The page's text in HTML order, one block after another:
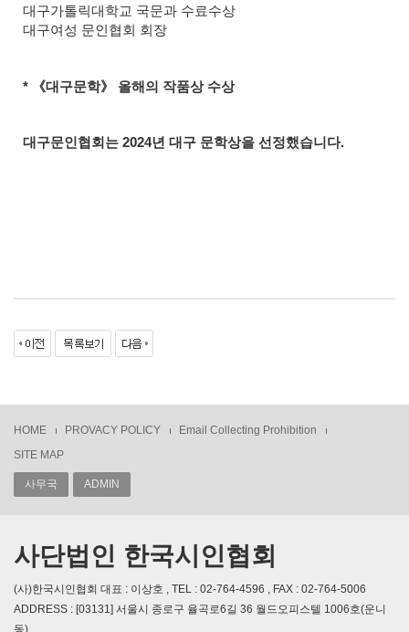
대구가톨릭대학교 국문과 수료수상
대구여성 문인협회 회장
* 《대구문학》 올해의 작품상 수상
대구문인협회는 2024년 대구 문학상을 선정했습니다.
HOME PROVACY POLICY
Email Collecting Prohibition
SITE MAP
사무국 ADMIN
사단법인 한국시인협회
(사)한국시인협회 대표 : 이상호 , TEL : 02-764-4596 , FAX : 02-764-5006
ADDRESS : [03131] 서울시 종로구 율곡로6길 36 월드오피스텔 1006호(운니